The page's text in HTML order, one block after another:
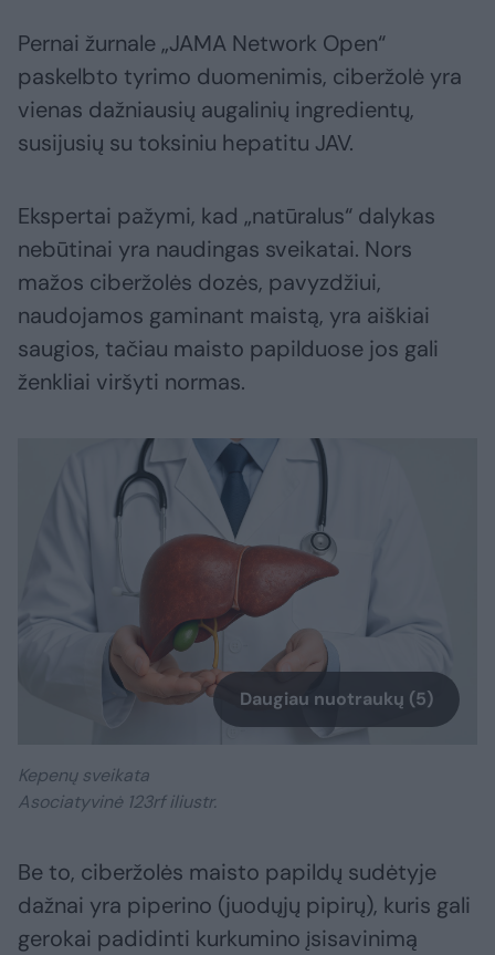
Pernai žurnale „JAMA Network Open“
paskelbto tyrimo duomenimis, ciberžolė yra
vienas dažniausių augalinių ingredientų,
susijusių su toksiniu hepatitu JAV.
Ekspertai pažymi, kad „natūralus“ dalykas
nebūtinai yra naudingas sveikatai. Nors
mažos ciberžolės dozės, pavyzdžiui,
naudojamos gaminant maistą, yra aiškiai
saugios, tačiau maisto papilduose jos gali
ženkliai viršyti normas.
Daugiau nuotraukų (5)
Kepenų sveikata
Asociatyvinė 123rf iliustr.
Be to, ciberžolės maisto papildų sudėtyje
dažnai yra piperino (juodųjų pipirų), kuris gali
gerokai padidinti kurkumino įsisavinimą